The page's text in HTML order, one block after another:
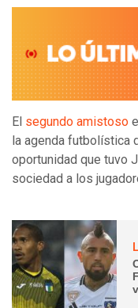
El segundo amistoso
la agenda futbolística
oportunidad que tuvo
sociedad a los